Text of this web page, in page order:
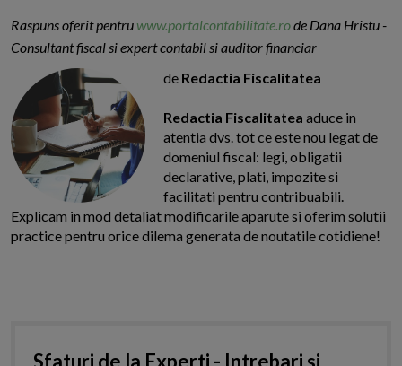
Raspuns oferit pentru www.portalcontabilitate.rode Dana Hristu -
Consultant fiscal si expert contabil si auditor financiar
de Redactia Fiscalitatea
Redactia Fiscalitatea aduce in
atentia dvs. tot ce este nou legat de
domeniul fiscal: legi, obligatii
declarative, plati, impozite si
facilitati pentru contribuabili.
Explicam in mod detaliat modificarile aparute si oferim solutii
practice pentru orice dilema generata de noutatile cotidiene!